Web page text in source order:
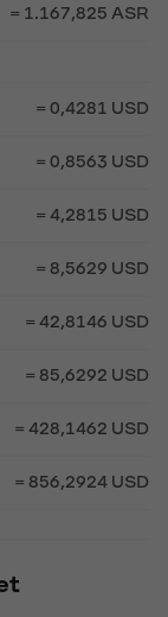
= 1.167,825 ASR
= 0,4281 USD
= 0,8563 USD
= 4,2815 USD
= 8,5629 USD
= 42,8146 USD
= 85,6292 USD
= 428,1462 USD
= 856,2924 USD